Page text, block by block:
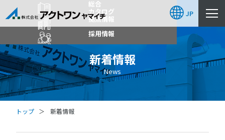
総合
カタログ
拠点情報
採用情報
JP
新着情報
News
トップ 新着情報